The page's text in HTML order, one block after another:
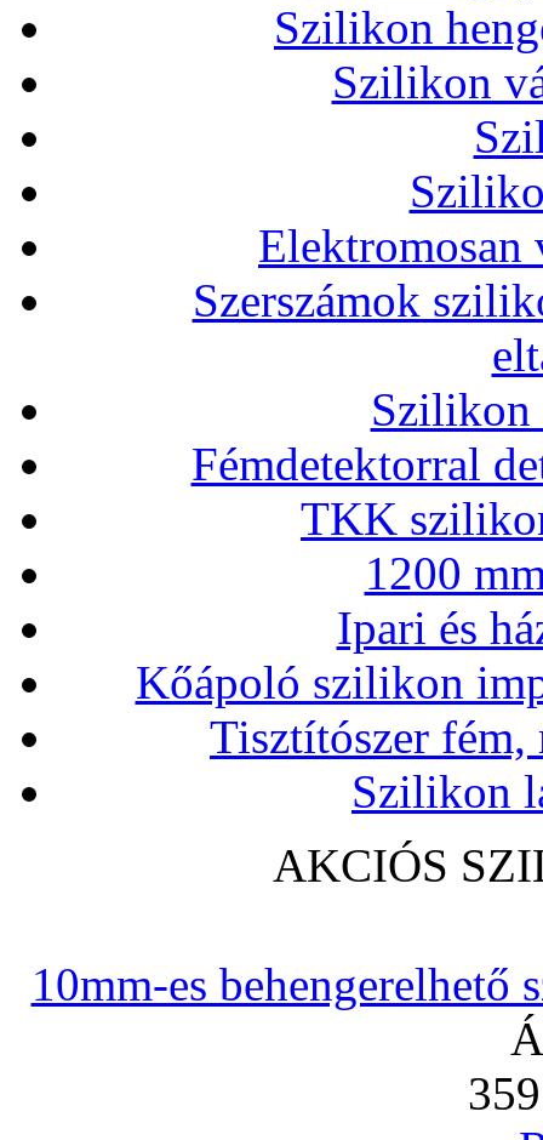
Szilikon
Szilikon
Elektromosan
Szerszámok
Szilikon
Fémdetektorral
TKK
1200
Ipari és
Kőápoló szilikon
Tisztítószer
Szilikon
AKCIÓS
10mm-es